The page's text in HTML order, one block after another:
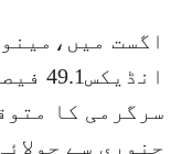
اگست
جنوری سے